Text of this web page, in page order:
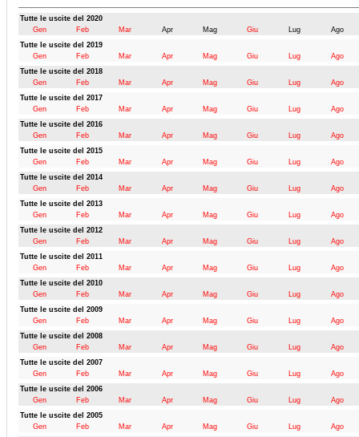
Tutte le uscite del 2020
Gen
Feb Mar Apr Mag Giu Lug
Ago
Tutte le uscite del 2019
Gen
Feb Mar Apr Mag Giu Lug
Ago
Tutte le uscite del 2018
Gen
Feb Mar Apr Mag Giu Lug
Ago
Tutte le uscite del 2017
Gen
Feb Mar Apr Mag Giu Lug
Ago
Tutte le uscite del 2016
Gen
Feb Mar Apr Mag Giu Lug
Ago
Tutte le uscite del 2015
Gen
Feb Mar Apr Mag Giu Lug
Ago
Tutte le uscite del 2014
Gen
Feb Mar Apr Mag Giu Lug
Ago
Tutte le uscite del 2013
Gen
Feb Mar Apr Mag Giu Lug
Ago
Tutte le uscite del 2012
Gen
Feb Mar Apr Mag Giu Lug
Ago
Tutte le uscite del 2011
Gen
Feb Mar Apr Mag Giu Lug
Ago
Tutte le uscite del 2010
Gen
Feb Mar Apr Mag Giu Lug
Ago
Tutte le uscite del 2009
Gen
Feb Mar Apr Mag Giu Lug
Ago
Tutte le uscite del 2008
Gen
Feb Mar Apr Mag Giu Lug
Ago
Tutte le uscite del 2007
Gen
Feb Mar Apr Mag Giu Lug
Ago
Tutte le uscite del 2006
Gen
Feb Mar Apr Mag Giu Lug
Ago
Tutte le uscite del 2005
Gen
Feb Mar Apr Mag Giu Lug
Ago